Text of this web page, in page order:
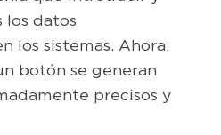
los datos
los sistemas. Ahora,
botón se generan
precisos y